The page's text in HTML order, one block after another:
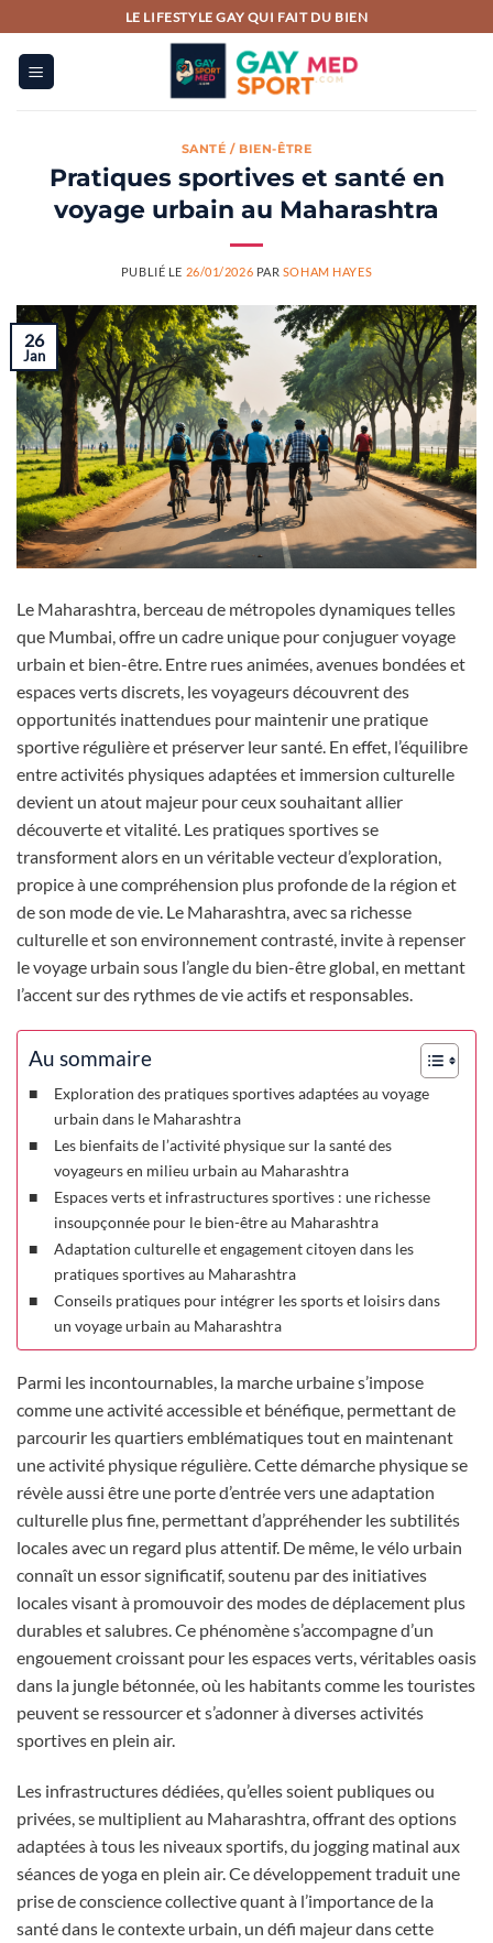
au
contenu
LE LIFESTYLE GAY QUI FAIT DU BIEN
SANTÉ / BIEN-ÊTRE
Pratiques sportives et santé en
voyage urbain au Maharashtra
PUBLIÉ LE 26/01/2026 PAR SOHAM HAYES
26
Jan
Le Maharashtra, berceau de métropoles dynamiques telles
que Mumbai, offre un cadre unique pour conjuguer voyage
urbain et bien-être. Entre rues animées, avenues bondées et
espaces verts discrets, les voyageurs découvrent des
opportunités inattendues pour maintenir une pratique
sportive régulière et préserver leur santé. En effet, l’équilibre
entre activités physiques adaptées et immersion culturelle
devient un atout majeur pour ceux souhaitant allier
découverte et vitalité. Les pratiques sportives se
transforment alors en un véritable vecteur d’exploration,
propice à une compréhension plus profonde de la région et
de son mode de vie. Le Maharashtra, avec sa richesse
culturelle et son environnement contrasté, invite à repenser
le voyage urbain sous l’angle du bien-être global, en mettant
l’accent sur des rythmes de vie actifs et responsables.
Au sommaire
Exploration des pratiques sportives adaptées au voyage
urbain dans le Maharashtra
Les bienfaits de l’activité physique sur la santé des
voyageurs en milieu urbain au Maharashtra
Espaces verts et infrastructures sportives : une richesse
insoupçonnée pour le bien-être au Maharashtra
Adaptation culturelle et engagement citoyen dans les
pratiques sportives au Maharashtra
Conseils pratiques pour intégrer les sports et loisirs dans
un voyage urbain au Maharashtra
Parmi les incontournables, la marche urbaine s’impose
comme une activité accessible et bénéfique, permettant de
parcourir les quartiers emblématiques tout en maintenant
une activité physique régulière. Cette démarche physique se
révèle aussi être une porte d’entrée vers une adaptation
culturelle plus fine, permettant d’appréhender les subtilités
locales avec un regard plus attentif. De même, le vélo urbain
connaît un essor significatif, soutenu par des initiatives
locales visant à promouvoir des modes de déplacement plus
durables et salubres. Ce phénomène s’accompagne d’un
engouement croissant pour les espaces verts, véritables oasis
dans la jungle bétonnée, où les habitants comme les touristes
peuvent se ressourcer et s’adonner à diverses activités
sportives en plein air.
Les infrastructures dédiées, qu’elles soient publiques ou
privées, se multiplient au Maharashtra, offrant des options
adaptées à tous les niveaux sportifs, du jogging matinal aux
séances de yoga en plein air. Ce développement traduit une
prise de conscience collective quant à l’importance de la
santé dans le contexte urbain, un défi majeur dans cette